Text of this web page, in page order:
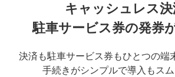
キャッシュレス決
駐車サービス券の発券
決済も駐車サービス券もひとつの端
手続きがシンプルで導入もスム